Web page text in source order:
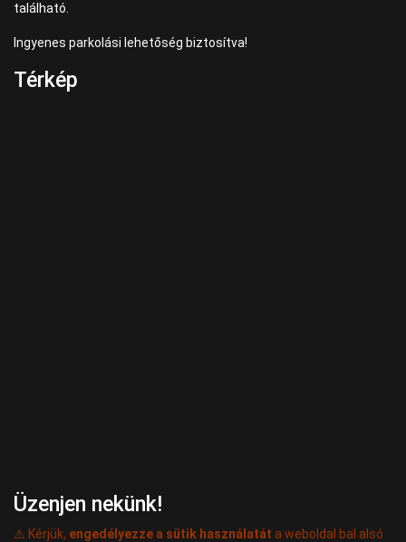
található.
Ingyenes parkolási lehetőség biztosítva!
Térkép
Üzenjen nekünk!
⚠️ Kérjük, engedélyezze a sütik használatát a weboldal bal alsó